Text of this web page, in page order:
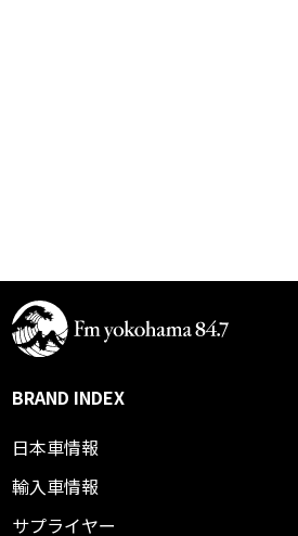
BRAND INDEX
日本車情報​
輸入車情報
サプライヤー